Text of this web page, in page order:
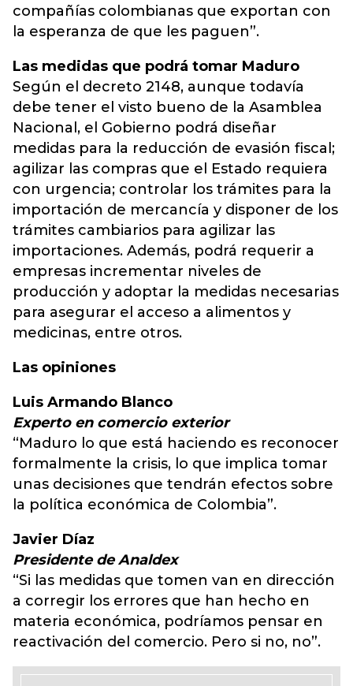
compañías colombianas que exportan con
la esperanza de que les paguen”.
Las medidas que podrá tomar Maduro
Según el decreto 2148, aunque todavía
debe tener el visto bueno de la Asamblea
Nacional, el Gobierno podrá diseñar
medidas para la reducción de evasión fiscal;
agilizar las compras que el Estado requiera
con urgencia; controlar los trámites para la
importación de mercancía y disponer de los
trámites cambiarios para agilizar las
importaciones. Además, podrá requerir a
empresas incrementar niveles de
producción y adoptar la medidas necesarias
para asegurar el acceso a alimentos y
medicinas, entre otros.
Las opiniones
Luis Armando Blanco
Experto en comercio exterior
“Maduro lo que está haciendo es reconocer
formalmente la crisis, lo que implica tomar
unas decisiones que tendrán efectos sobre
la política económica de Colombia”.
Javier Díaz
Presidente de Analdex
“Si las medidas que tomen van en dirección
a corregir los errores que han hecho en
materia económica, podríamos pensar en
reactivación del comercio. Pero si no, no”.